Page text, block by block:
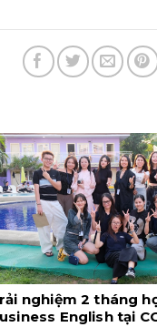
nghiệm 2 tháng
English tại